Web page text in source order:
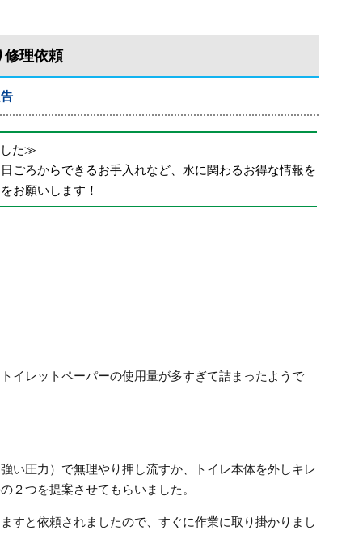
修理依頼
した≫
ごろからできるお手入れなど、水に関わるお得な情報を
お願いします！
イレットペーパーの使用量が多すぎて詰まったようで
い圧力）で無理やり押し流すか、トイレ本体を外しキレ
２つを提案させてもらいました。
すと依頼されましたので、すぐに作業に取り掛かりまし